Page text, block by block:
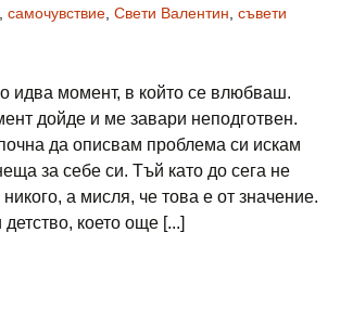
самочувствие Свети Валентин съвети
идва момент, в който се влюбваш.
дойде и ме завари неподготвен.
да описвам проблема си искам
за себе си. Тъй като до сега не
а мисля, че това е от значение.
което още [...]